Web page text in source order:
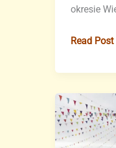
okresie
w
na
Wyspach
Read Post